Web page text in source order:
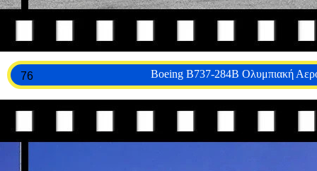
Boeing B737-284B Ολυμπιακή
76